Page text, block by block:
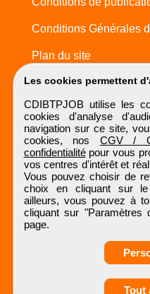
Les cookies permettent
CDIBTPJOB utilise les
cookies d'analyse
navigation sur ce site,
cookies, nos CGV /
confidentialitépour vous
vos centres d'intérêt et
Vous pouvez choisir de
choix en cliquant sur le
ailleurs, vous pouvez à
cliquant sur
page.
Tout
Conditions Générales
Plan du site